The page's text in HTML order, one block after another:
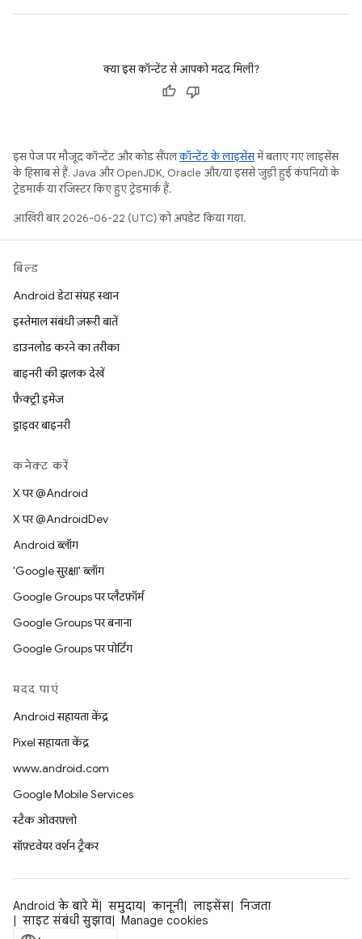
क्या इस कॉन्टेंट से आपको मदद मिली?
इस पेज पर मौजूद कॉन्टेंट और कोड सैंपलकॉन्टेंट के लाइसेंसमें बताए गए लाइसेंस
के हिसाब से हैं. Java और OpenJDK, Oracle और/या इससे जुड़ी हुई कंपनियों के
ट्रेडमार्क या रजिस्टर किए हुए ट्रेडमार्क हैं.
आखिरी बार 2026-06-22 (UTC) को अपडेट किया गया.
बिल्ड
Android डेटा संग्रह स्थान
इस्तेमाल संबंधी ज़रूरी बातें
डाउनलोड करने का तरीका
बाइनरी की झलक देखें
फ़ैक्ट्री इमेज
ड्राइवर बाइनरी
कनेक्ट करें
X पर @Android
X पर @AndroidDev
Android ब्लॉग
'Google सुरक्षा' ब्लॉग
Google Groups पर प्लैटफ़ॉर्म
Google Groups पर बनाना
Google Groups पर पोर्टिंग
मदद पाएं
Android सहायता केंद्र
Pixel सहायता केंद्र
www.android.com
Google Mobile Services
स्टैक ओवरफ़्लो
सॉफ़्टवेयर वर्शन ट्रैकर
Android के बारे में समुदाय कानूनी लाइसेंस
निजता
साइट संबंधी सुझाव
Manage cookies